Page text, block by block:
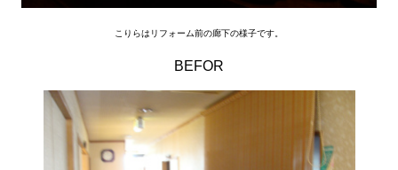
こりらはリフォーム前の廊下の様子です。
BEFOR